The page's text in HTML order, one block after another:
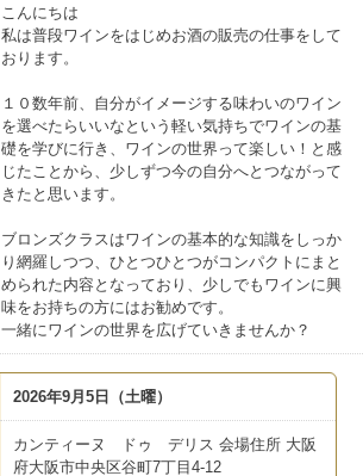
こんにちは
私は普段ワインをはじめお酒の販売の仕事をして
おります。
１０数年前、自分がイメージする味わいのワイン
を選べたらいいなという軽い気持ちでワインの基
礎を学びに行き、ワインの世界って楽しい！と感
じたことから、少しずつ今の自分へとつながって
きたと思います。
ブロンズクラスはワインの基本的な知識をしっか
り網羅しつつ、ひとつひとつがコンパクトにまと
められた内容となっており、少しでもワインに興
味をお持ちの方にはお勧めです。
一緒にワインの世界を広げていきませんか？
2026年9月5日（土曜）
カンティーヌ ドゥ デリス 会場住所 大阪
府大阪市中央区谷町7丁目4-12